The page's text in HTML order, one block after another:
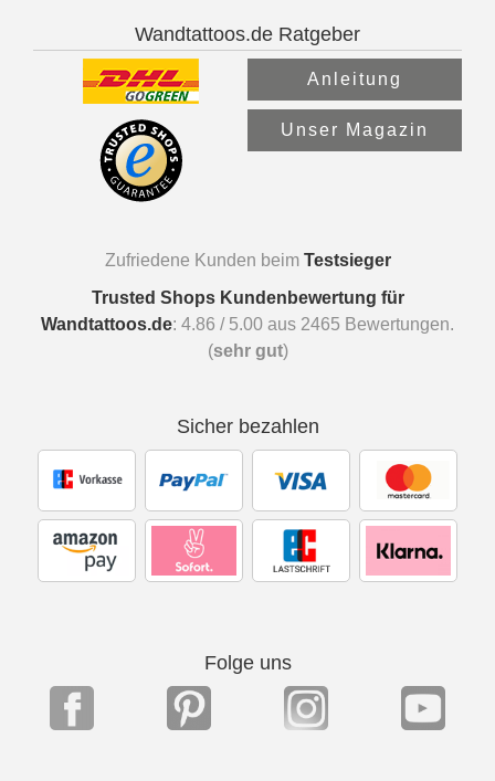
Wandtattoos.de Ratgeber
Anleitung
Unser Magazin
Zufriedene Kunden beim Testsieger
Trusted Shops Kundenbewertung für
Wandtattoos.de: 4.86 / 5.00 aus 2465 Bewertungen.
(sehr gut)
Sicher bezahlen
Folge uns